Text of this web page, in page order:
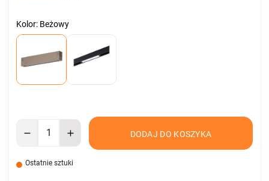
Kolor: Beżowy
DODAJ DO KOSZYKA
Ostatnie sztuki